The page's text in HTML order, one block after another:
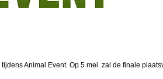
Animal Event. Op 5 mei zal de finale